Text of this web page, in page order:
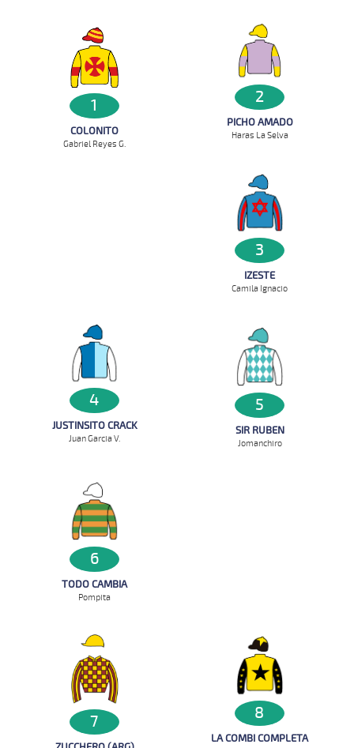
1
COLONITO
Gabriel Reyes G.
2
PICHO AMADO
Haras La Selva
3
IZESTE
Camila Ignacio
4
JUSTINSITO CRACK
Juan Garcia V.
5
SIR RUBEN
Jomanchiro
6
TODO CAMBIA
Pompita
7 8
LA COMBI COMPLETA